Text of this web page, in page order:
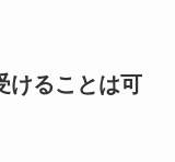
けることは可